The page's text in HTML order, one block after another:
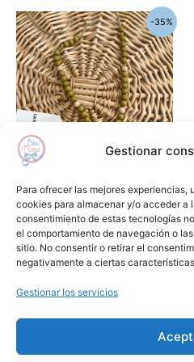
Gestionar
Para ofrecer las mejores
cookies para almacenar y/o acceder a
consentimiento de estas tecnologías
el comportamiento de navegación o
sitio. No consentir o retirar el
negativamente a ciertas
Gestionar los servicios
-35%
Collar farm LA MARTINICA
15,50€
El
precio
original
era:
15,50€.
10,00€
El
precio
actual
es:
10,00€.
Añadir al carrito
Añadir a lista de deseos